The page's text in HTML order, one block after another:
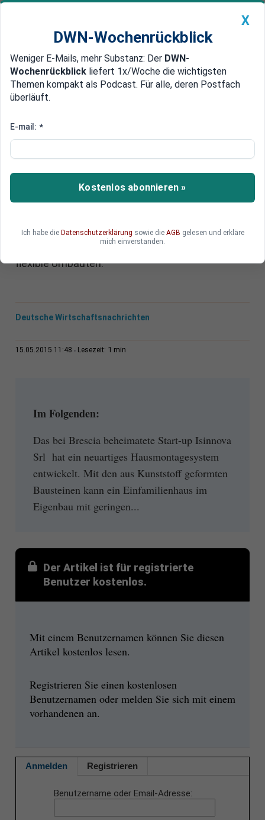
Newsticker MEIN DWN: Geldanlage Premium
Edelmetalle DWN-Magazin China
Bauen mit Plastik
Baukasten: Einfamilienhaus
selber bauen in 24 Stunden
Ein italienisches Start-up hat ein
innerhalb eines Tages fertiggestellt werden. Die
flexible Umbauten.
Deutsche Wirtschaftsnachrichten
15.05.2015 11:48 Lesezeit: 1 min
Im Folgenden:
Das bei Brescia beheimatete Start-up Isinnova
Srl hat ein neuartiges Hausmontagesystem
entwickelt. Mit den aus Kunststoff geformten
Bausteinen kann ein Einfamilienhaus im
Eigenbau mit geringen...
Der Artikel ist für registrierte
Benutzer kostenlos.
Mit einem Benutzernamen können Sie diesen
Artikel kostenlos lesen.
Registrieren Sie einen kostenlosen
Benutzernamen oder melden Sie sich mit einem
vorhandenen an.
Anmelden Registrieren
Benutzername oder Email-Adresse
X
DWN-Wochenrückblick
Weniger E-Mails, mehr Substanz: Der DWN-
Wochenrückblick liefert 1x/Woche die wichtigsten
Themen kompakt als Podcast. Für alle, deren Postfach
überläuft.
E-mail: *
Kostenlos abonnieren »
Ich habe die Datenschutzerklärung sowie die AGB gelesen und erkläre
mich einverstanden.